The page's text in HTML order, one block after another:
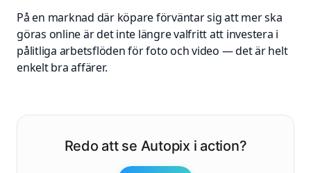
På en marknad där köpare förväntar sig att mer ska
göras online är det inte längre valfritt att investera i
pålitliga arbetsflöden för foto och video — det är helt
enkelt bra affärer.
Redo att se Autopix i action?